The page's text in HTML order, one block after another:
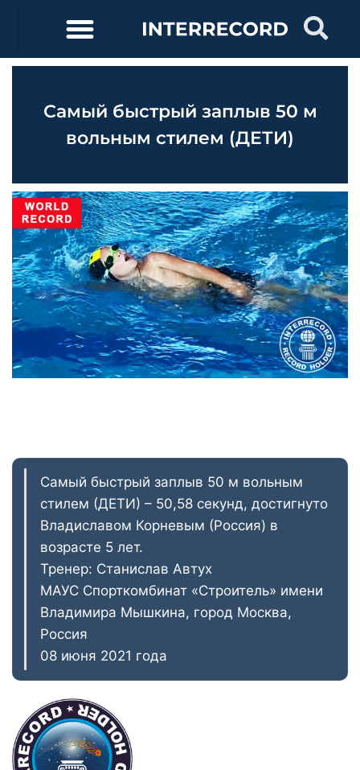
Самый быстрый заплыв 50 м
вольным стилем (ДЕТИ)
Самый быстрый заплыв 50 м вольным
стилем (ДЕТИ) – 50,58 секунд, достигнуто
Владиславом Корневым (Россия) в
возрасте 5 лет.
Тренер: Станислав Автух
МАУС Спорткомбинат «Строитель» имени
Владимира Мышкина, город Москва,
Россия
08 июня 2021 года